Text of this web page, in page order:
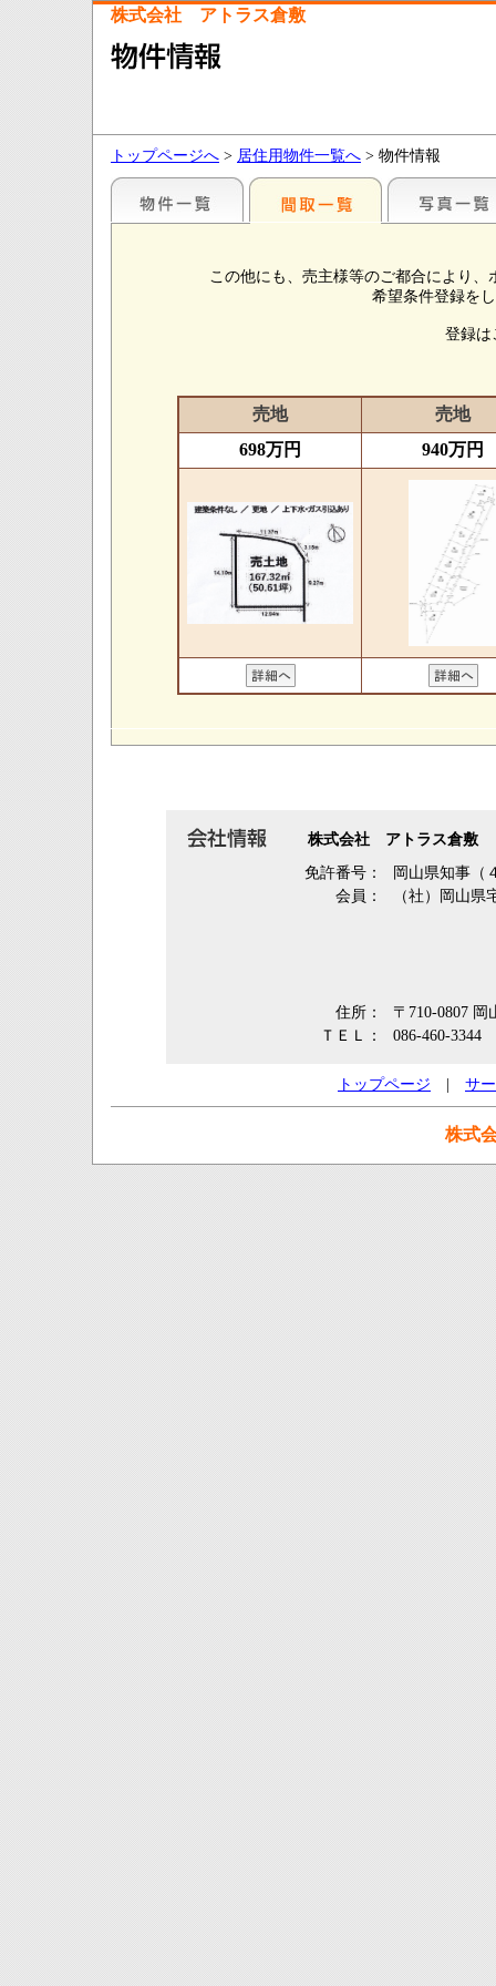
株式会社 アトラス倉敷
トップページへ > 居住用物件一覧へ > 物件情報
この他にも、売主様等のご都合により
希望条件登録を
登録
売地
売地
698万円
940万円
株式会社 アトラス倉敷
免許番号：
岡山県知事（
会員：
（社）岡山県
住所：
〒710-0807
ＴＥＬ：
086-460-3344
トップページ サ
株式